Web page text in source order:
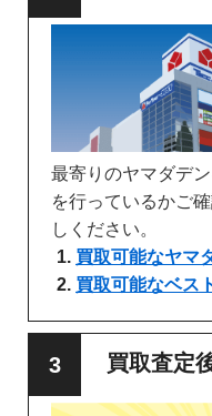
最寄りのヤマダデ
を行っているかご
しください。
買取可能なヤマ
買取可能なベス
買取査定